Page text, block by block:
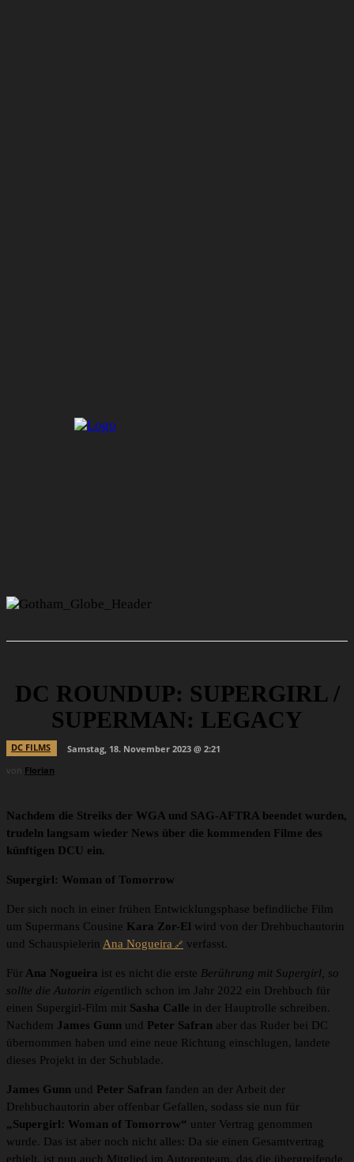
DC ROUNDUP: SUPERGIRL /
SUPERMAN: LEGACY
DC FILMS
Samstag, 18. November 2023 @ 2:21
von Florian
Nachdem die Streiks der WGA und SAG-AFTRA beendet wurden,
trudeln langsam wieder News über die kommenden Filme des
künftigen DCU ein.
Supergirl: Woman of Tomorrow
Der sich noch in einer frühen Entwicklungsphase befindliche Film
um Supermans Cousine Kara Zor-El wird von der Drehbuchautorin
und Schauspielerin Ana Nogueira verfasst.
Für Ana Nogueira ist es nicht die erste Berührung mit Supergirl, so
sollte die Autorin eigentlich schon im Jahr 2022 ein Drehbuch für
einen Supergirl-Film mit Sasha Calle in der Hauptrolle schreiben.
Nachdem James Gunn und Peter Safran aber das Ruder bei DC
übernommen haben und eine neue Richtung einschlugen, landete
dieses Projekt in der Schublade.
James Gunn und Peter Safran fanden an der Arbeit der
Drehbuchautorin aber offenbar Gefallen, sodass sie nun für
„Supergirl: Woman of Tomorrow“ unter Vertrag genommen
wurde. Das ist aber noch nicht alles: Da sie einen Gesamtvertrag
erhielt, ist nun auch Mitglied im Autorenteam, das die übergreifende